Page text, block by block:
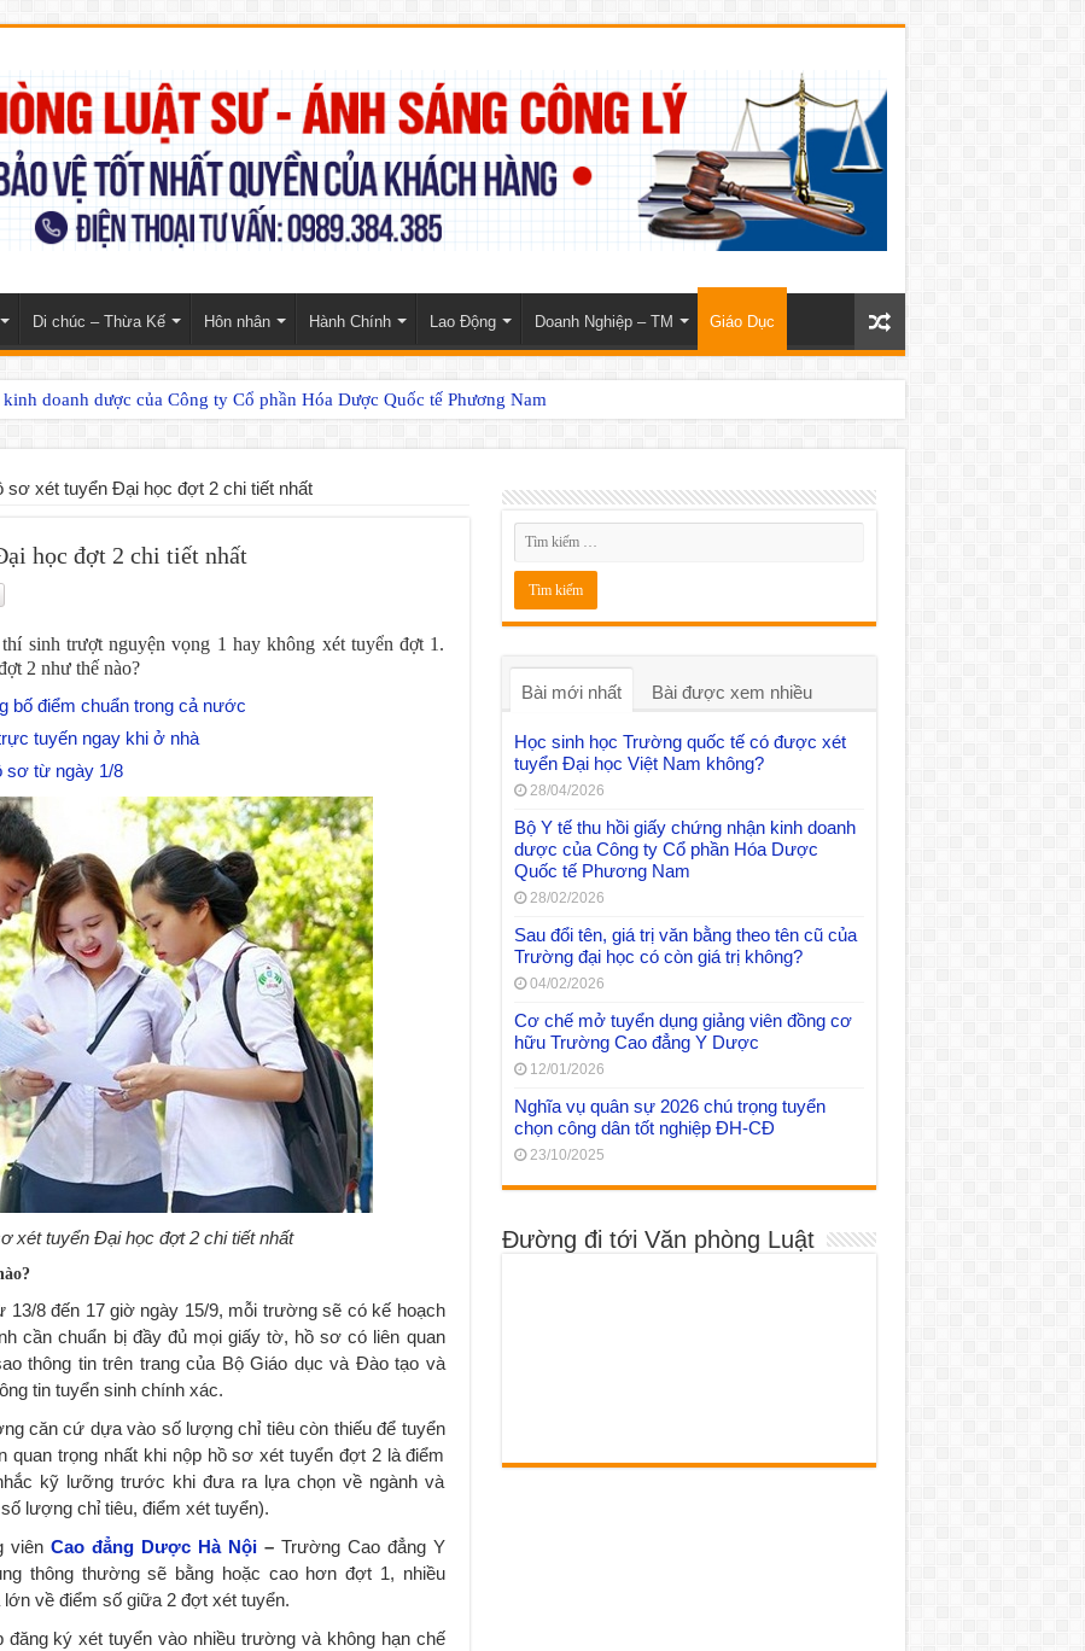
Di chúc – Thừa Kế Hôn nhân Hành Chính Lao Động Doanh Nghiệp – TM Giáo Dục
doanh dược của Công ty Cổ phần Hóa Dược Quốc tế Phương Nam
sơ xét tuyển Đại học đợt 2 chi tiết nhất
học đợt 2 chi tiết nhất
sinh trượt nguyện vọng 1 hay không xét tuyển đợt 1.
2 như thế nào?
bố điểm chuẩn trong cả nước
tuyến ngay khi ở nhà
sơ từ ngày 1/8
xét tuyển Đại học đợt 2 chi tiết nhất
13/8 đến 17 giờ ngày 15/9, mỗi trường sẽ có kế hoạch
cần chuẩn bị đầy đủ mọi giấy tờ, hồ sơ có liên quan
thông tin trên trang của Bộ Giáo dục và Đào tạo và
tin tuyển sinh chính xác.
căn cứ dựa vào số lượng chỉ tiêu còn thiếu để tuyển
quan trọng nhất khi nộp hồ sơ xét tuyển đợt 2 là điểm
kỹ lưỡng trước khi đưa ra lựa chọn về ngành và
lượng chỉ tiêu, điểm xét tuyển).
viênCao đẳng Dược Hà Nội– Trường Cao đẳng Y
thông thường sẽ bằng hoặc cao hơn đợt 1, nhiều
về điểm số giữa 2 đợt xét tuyển.
ký xét tuyển vào nhiều trường và không hạn chế
Bài mới nhất Bài được xem nhiều
Học sinh học Trường quốc tế có được xét
tuyển Đại học Việt Nam không?
28/04/2026
Bộ Y tế thu hồi giấy chứng nhận kinh doanh
dược của Công ty Cổ phần Hóa Dược
Quốc tế Phương Nam
28/02/2026
Sau đổi tên, giá trị văn bằng theo tên cũ của
Trường đại học có còn giá trị không?
04/02/2026
Cơ chế mở tuyển dụng giảng viên đồng cơ
hữu Trường Cao đẳng Y Dược
12/01/2026
Nghĩa vụ quân sự 2026 chú trọng tuyển
chọn công dân tốt nghiệp ĐH-CĐ
23/10/2025
Đường đi tới Văn phòng Luật